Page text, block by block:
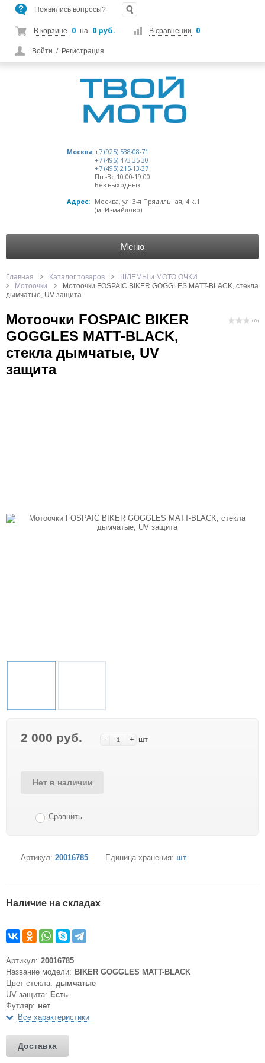
Появились вопросы?
В корзине 0 на 0 руб. В сравнении 0
Войти / Регистрация
Москва +7 (925) 538-08-71
+7 (495) 473-35-30
+7 (495) 215-13-37
Пн.-Вс.10:00-19:00
Без выходных
Адрес:
Москва, ул. 3-я Прядильная, 4 к.1
(м. Измайлово)
Меню
Главная Каталог товаров
ШЛЕМЫ и МОТО ОЧКИ
Мотоочки
Мотоочки FOSPAIC BIKER GOGGLES MATT-BLACK, стекла
дымчатые, UV защита
Мотоочки FOSPAIC BIKER
GOGGLES MATT-BLACK,
стекла дымчатые, UV
защита
( 0 )
2 000 руб. - + шт
Нет в наличии
Сравнить
Артикул: 20016785 Единица хранения: шт
Наличие на складах
Артикул: 20016785
Название модели: BIKER GOGGLES MATT-BLACK
Цвет стекла: дымчатые
UV защита: Есть
Футляр: нет
Все характеристики
Доставка